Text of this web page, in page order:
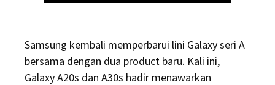
Samsung kembali memperbarui lini Galaxy seri A
bersama dengan dua product baru. Kali ini,
Galaxy A20s dan A30s hadir menawarkan